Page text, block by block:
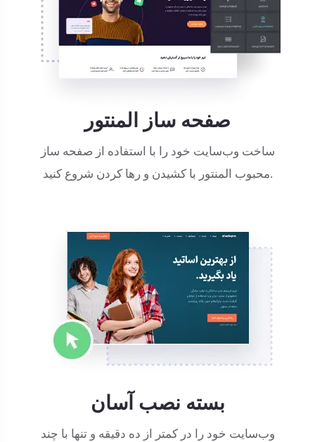
صفحه ساز المنتور
ساخت وب‌سایت خود را با استفاده از صفحه ساز
محبوب المنتور با کشیدن و رها کردن شروع کنید.
بسته نصب آسان
وب‌سایت خود را در کمتر از ده دقیقه و تنها با چند